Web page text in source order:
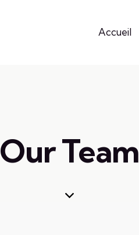
Accueil
Our Team